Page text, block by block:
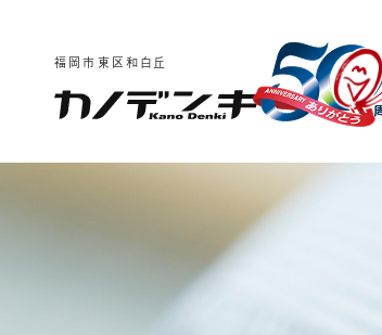
福岡市東区和白丘